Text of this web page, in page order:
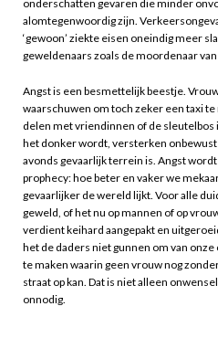
onderschatten gevaren die minder
alomtegenwoordig zijn.
‘gewoon’ ziekte eisen oneindig meer
geweldenaars zoals de moordenaar van
Angst is een besmettelijk beestje.
waarschuwen om toch zeker een taxi
delen met vriendinnen of de sleutelbos
het donker wordt, versterken onbewust
avonds gevaarlijk terrein is. Angst
prophecy: hoe beter en vaker we
gevaarlijker de wereld lijkt. Voor alle
geweld, of het nu op mannen of op
verdient keihard aangepakt en
het de daders niet gunnen om van
te maken waarin geen vrouw nog
straat op kan. Dat is niet alleen
onnodig.